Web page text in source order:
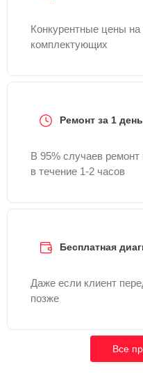
Конкурентные цены
комплектующих
Ремонт за 1 день
В 95% случаев ремонт
в течение 1-2 часов
Бесплатная
Даже если клиент
позже
Все